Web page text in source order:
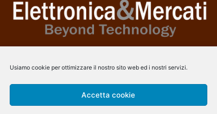
Usiamo cookie per ottimizzare il nostro sito web ed i nostri servizi.
Accetta cookie
una copertura a 360° che coinvolge tecnologie, prodotti, mercati e
info@arscommunication.it